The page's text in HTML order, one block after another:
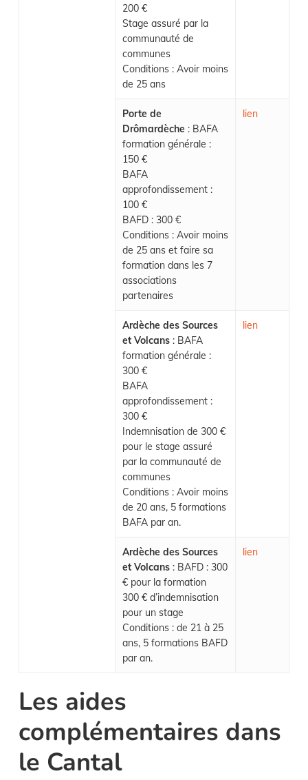
200 €
Stage assuré par la
communauté de
communes
Conditions : Avoir moins
de 25 ans
Porte de
Drômardèche : BAFA
formation générale :
150 €
BAFA
approfondissement :
100 €
BAFD : 300 €
Conditions : Avoir moins
de 25 ans et faire sa
formation dans les 7
associations
partenaires
lien
Ardèche des Sources
et Volcans: BAFA
formation générale :
300 €
BAFA
approfondissement :
300 €
Indemnisation de 300 €
pour le stage assuré
par la communauté de
communes
Conditions : Avoir moins
de 20 ans, 5 formations
BAFA par an.
lien
Ardèche des Sources
et Volcans: BAFD : 300
€ pour la formation
300 € d’indemnisation
pour un stage
Conditions : de 21 à 25
ans, 5 formations BAFD
par an.
lien
Les aides
complémentaires dans
le Cantal